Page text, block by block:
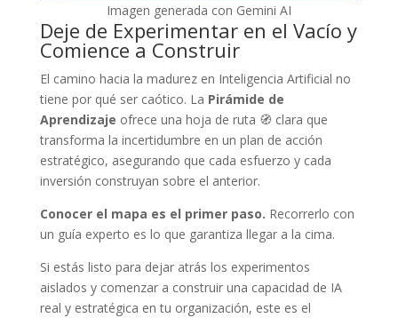
Imagen generada con Gemini AI
Deje de Experimentar en el Vacío y
Comience a Construir
El camino hacia la madurez en Inteligencia Artificial no
tiene por qué ser caótico. La Pirámide de
Aprendizaje ofrece una hoja de ruta 🧭 clara que
transforma la incertidumbre en un plan de acción
estratégico, asegurando que cada esfuerzo y cada
inversión construyan sobre el anterior.
Conocer el mapa es el primer paso. Recorrerlo con
un guía experto es lo que garantiza llegar a la cima.
Si estás listo para dejar atrás los experimentos
aislados y comenzar a construir una capacidad de IA
real y estratégica en tu organización, este es el